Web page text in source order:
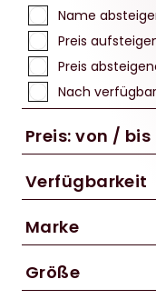
Name
Preis
Preis
Nach
Preis: von / bis
Verfügbarkeit
Marke
CUBE
FOX
Größe